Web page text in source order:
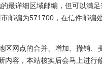
最详细区域邮编，但可以满
邮编为571700，在信件邮编
网点的合并、增加、撤销
容，本站核实后会马上进行